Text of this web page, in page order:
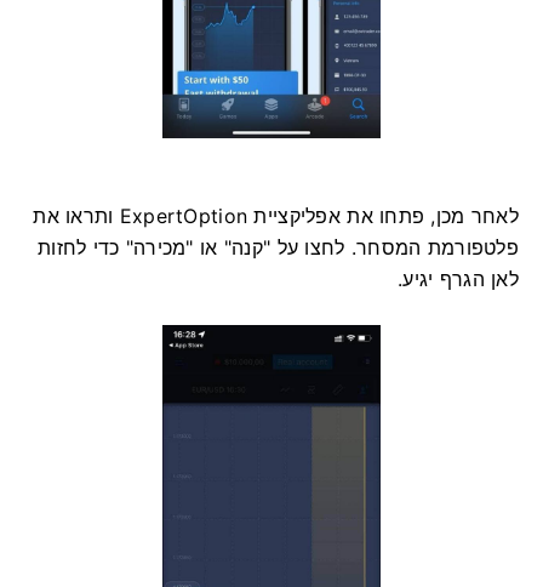
לאחר מכן, פתחו את אפליקציית ExpertOption ותראו את
פלטפורמת המסחר. לחצו על "קנה" או "מכירה" כדי לחזות
לאן הגרף יגיע.